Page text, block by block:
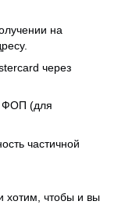
на
через
ФОП (для
частичной
хотим, чтобы и вы